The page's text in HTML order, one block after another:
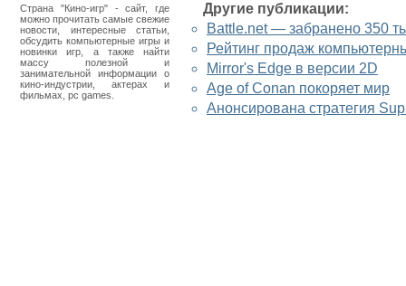
Страна "Кино-игр" - сайт, где
можно прочитать самые свежие
новости, интересные статьи,
обсудить компьютерные игры и
новинки игр, а также найти
массу полезной и
занимательной информации о
кино-индустрии, актерах и
фильмах, pc games.
Другие публикации:
Battle.net — забранено 350
Рейтинг продаж
Mirror's Edge в версии 2D
Age of Conan покоряет мир
Анонсирована стратегия